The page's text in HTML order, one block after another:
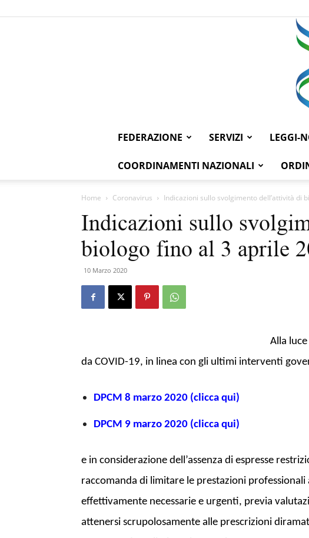
FEDERAZIONE SERVIZI LEGGI-
COORDINAMENTI NAZIONALI
Home Coronavirus Indicazioni sullo svolgimento dell’attività di
Indicazioni sullo
biologo fino al 3 aprile
10 Marzo 2020
Alla
da COVID-19, in linea con gli ultimi interventi
DPCM 8 marzo 2020 (clicca qui)
DPCM 9 marzo 2020 (clicca qui)
e in considerazione dell’assenza di espresse
raccomanda di limitare le prestazioni
effettivamente necessarie e urgenti, previa
attenersi scrupolosamente alle prescrizioni